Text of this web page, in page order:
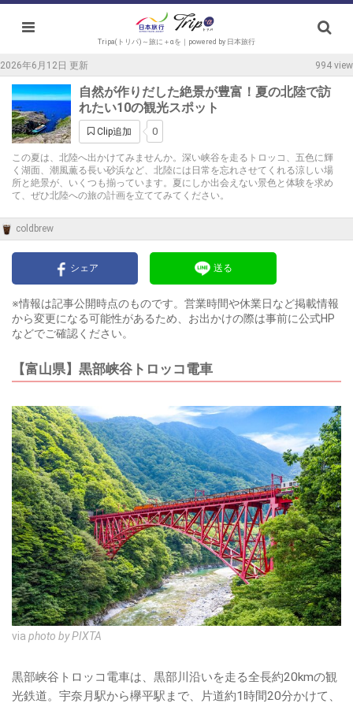
Tripa(トリパ)～旅に＋αを｜powered by 日本旅行
2026年6月12日 更新 994 view
自然が作りだした絶景が豊富！夏の北陸で訪
れたい10の観光スポット
Clip追加 0
この夏は、北陸へ出かけてみませんか。深い峡谷を走るトロッコ、五色に輝
く湖面、潮風薫る長い砂浜など、北陸には日常を忘れさせてくれる涼しい場
所と絶景が、いくつも揃っています。夏にしか出会えない景色と体験を求め
て、ぜひ北陸への旅の計画を立ててみてください。
coldbrew
シェア 送る
※情報は記事公開時点のものです。営業時間や休業日など掲載情報
から変更になる可能性があるため、お出かけの際は事前に公式HP
などでご確認ください。
【富山県】黒部峡谷トロッコ電車
via photo by PIXTA
黒部峡谷トロッコ電車は、黒部川沿いを走る全長約20kmの観
光鉄道。宇奈月駅から欅平駅まで、片道約1時間20分かけて、